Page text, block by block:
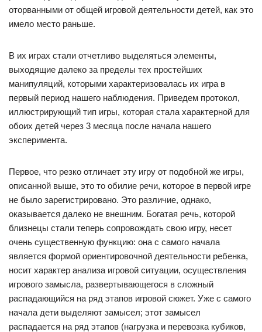
оторванными от общей игровой деятельности детей, как это
имело место раньше.
В их играх стали отчетливо выделяться элементы,
выходящие далеко за пределы тех простейших
манипуляций, которыми характеризовалась их игра в
первый период нашего наблюдения. Приведем протокол,
иллюстрирующий тип игры, которая стала характерной для
обоих детей через 3 месяца после начала нашего
эксперимента.
Первое, что резко отличает эту игру от подобной же игры,
описанной выше, это то обилие речи, которое в первой игре
не было зарегистрировано. Это различие, однако,
оказывается далеко не внешним. Богатая речь, которой
близнецы стали теперь сопровождать свою игру, несет
очень существенную функцию: она с самого начала
является формой ориентировочной деятельности ребенка,
носит характер анализа игровой ситуации, осуществления
игрового замысла, развертывающегося в сложный
распадающийся на ряд этапов игровой сюжет. Уже с самого
начала дети выделяют замысел; этот замысел
распадается на ряд этапов (нагрузка и перевозка кубиков,